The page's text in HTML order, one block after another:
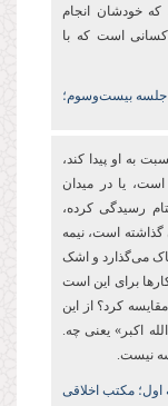
خودشان انجام
کسانی است که با
جلسه بیست‌وسوم؛
به او پیدا کند،
یا در میدان
رسیدگی کرده،
گذاشته است، نیمه
می‌گذارد و اشک
برای این است
کرد؟ از این
اکبر» یعنی چه.
نیست.
مکتب اخلاقی